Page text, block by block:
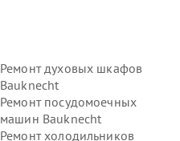
Ремонт духовых шкафов
Bauknecht
Ремонт посудомоечных
машин Bauknecht
Ремонт холодильников